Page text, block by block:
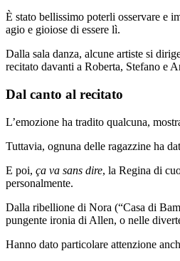
È stato bellissimo poterli osservare e
agio e gioiose di essere lì.
Dalla sala danza, alcune artiste si
recitato davanti a Roberta, Stefano e
Dal canto al recitato
L’emozione ha tradito qualcuna,
Tuttavia, ognuna delle ragazzine ha
E poi, ça va sans dire, la Regina di
personalmente.
Dalla ribellione di Nora (“Casa di
pungente ironia di Allen, o nelle
Hanno dato particolare attenzione